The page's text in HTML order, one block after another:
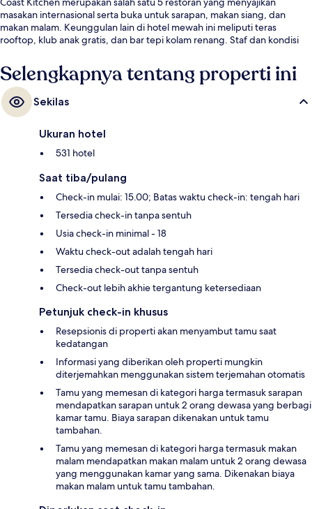
masakan internasional serta buka untuk sarapan, makan siang, dan
makan malam. Keunggulan lain di hotel mewah ini meliputi teras
rooftop, klub anak gratis, dan bar tepi kolam renang. Staf dan kondisi
Selengkapnya tentang properti ini
Sekilas
Ukuran hotel
531 hotel
Saat tiba/pulang
Check-in mulai: 15.00; Batas waktu check-in: tengah hari
Tersedia check-in tanpa sentuh
Usia check-in minimal - 18
Waktu check-out adalah tengah hari
Tersedia check-out tanpa sentuh
Check-out lebih akhie tergantung ketersediaan
Petunjuk check-in khusus
Resepsionis di properti akan menyambut tamu saat
kedatangan
Informasi yang diberikan oleh properti mungkin
diterjemahkan menggunakan sistem terjemahan otomatis
Tamu yang memesan di kategori harga termasuk sarapan
mendapatkan sarapan untuk 2 orang dewasa yang berbagi
kamar tamu. Biaya sarapan dikenakan untuk tamu
tambahan.
Tamu yang memesan di kategori harga termasuk makan
malam mendapatkan makan malam untuk 2 orang dewasa
yang menggunakan kamar yang sama. Dikenakan biaya
makan malam untuk tamu tambahan.